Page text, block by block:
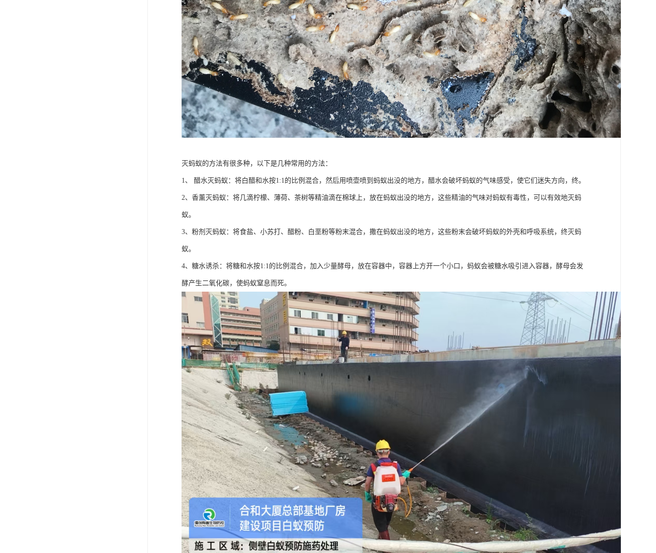
灭蚂蚁的方法有很多种，以下是几种常用的方法：
1、 醋水灭蚂蚁：将白醋和水按1:1的比例混合，然后用喷壶喷到蚂蚁出没的地方，醋水会破坏蚂蚁的气味感受，使它们迷失方向，终。
2、香薰灭蚂蚁：将几滴柠檬、薄荷、茶树等精油滴在棉球上，放在蚂蚁出没的地方，这些精油的气味对蚂蚁有毒性，可以有效地灭蚂
蚁。
3、粉剂灭蚂蚁：将食盐、小苏打、醋粉、白垩粉等粉末混合，撒在蚂蚁出没的地方，这些粉末会破坏蚂蚁的外壳和呼吸系统，终灭蚂
蚁。
4、糖水诱杀：将糖和水按1:1的比例混合，加入少量酵母，放在容器中，容器上方开一个小口，蚂蚁会被糖水吸引进入容器，酵母会发
酵产生二氧化碳，使蚂蚁窒息而死。